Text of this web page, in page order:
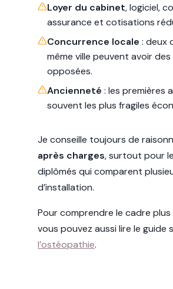
Loyer du cabinet, logiciel,
assurance et cotisations
Concurrence locale : deux
même ville peuvent avoir
opposées.
Ancienneté : les premières
souvent les plus fragiles
Je conseille toujours de
après charges, surtout pour
diplômés qui comparent
d’installation.
Pour comprendre le cadre
vous pouvez aussi lire le guide
l’ostéopathie.